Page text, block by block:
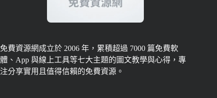
免費資源網成立於 2006 年，累積超過 7000 篇免費軟
體、App 與線上工具等七大主題的圖文教學與心得，專
注分享實用且值得信賴的免費資源。